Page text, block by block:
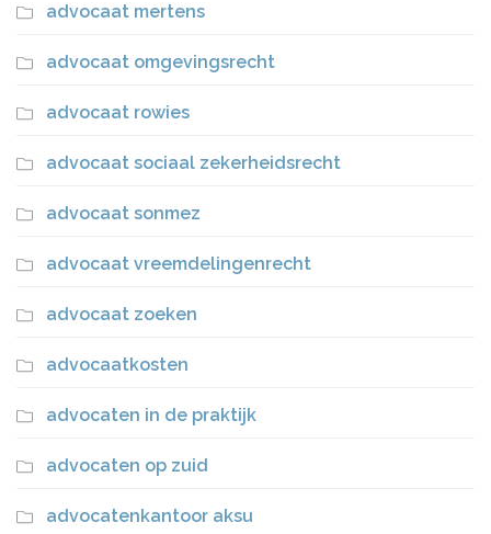
advocaat mertens
advocaat omgevingsrecht
advocaat rowies
advocaat sociaal zekerheidsrecht
advocaat sonmez
advocaat vreemdelingenrecht
advocaat zoeken
advocaatkosten
advocaten in de praktijk
advocaten op zuid
advocatenkantoor aksu